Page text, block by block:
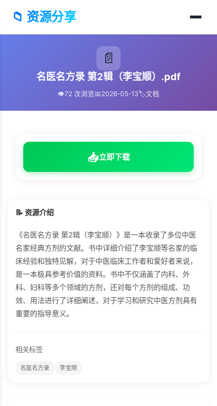
📁 资源分享
📄
名医名方录 第2辑（李宝顺）.pdf
👁️72 次浏览📅2026-05-13🏷️文档
📥立即下载
📝 资源介绍
《名医名方录 第2辑（李宝顺）》是一本收录了多位中医
名家经典方剂的文献。书中详细介绍了李宝顺等名家的临
床经验和独特见解，对于中医临床工作者和爱好者来说，
是一本极具参考价值的资料。书中不仅涵盖了内科、外
科、妇科等多个领域的方剂，还对每个方剂的组成、功
效、用法进行了详细阐述，对于学习和研究中医方剂具有
重要的指导意义。
相关标签
名医名方录 李宝顺